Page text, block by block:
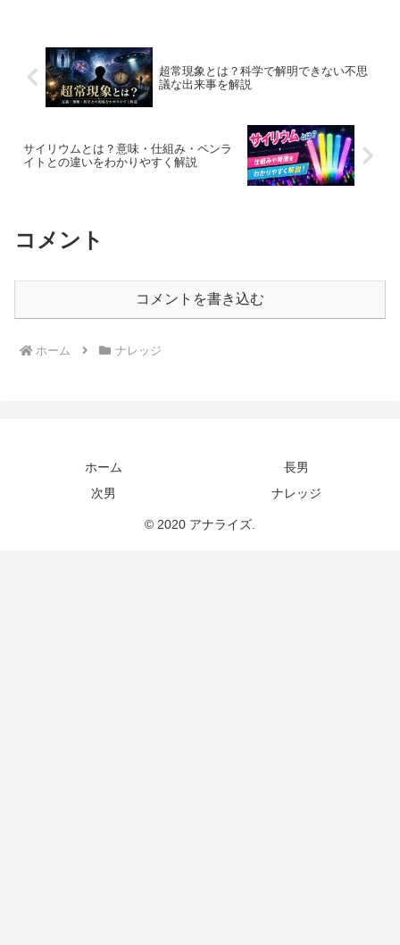
超常現象とは？科学で解明できない不思
議な出来事を解説
サイリウムとは？意味・仕組み・ペンラ
イトとの違いをわかりやすく解説
コメント
コメントを書き込む
ホーム ナレッジ
ホーム
長男
次男
ナレッジ
© 2020 アナライズ.